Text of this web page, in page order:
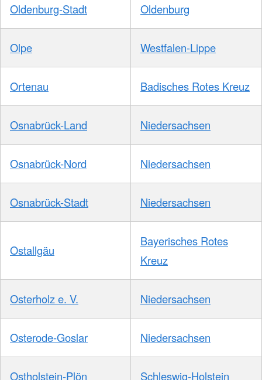
Oldenburg-Stadt Oldenburg
Olpe Westfalen-Lippe
Ortenau Badisches Rotes Kreuz
Osnabrück-Land Niedersachsen
Osnabrück-Nord Niedersachsen
Osnabrück-Stadt Niedersachsen
Ostallgäu
Bayerisches Rotes
Kreuz
Osterholz e. V. Niedersachsen
Osterode-Goslar Niedersachsen
Ostholstein-Plön Schleswig-Holstein